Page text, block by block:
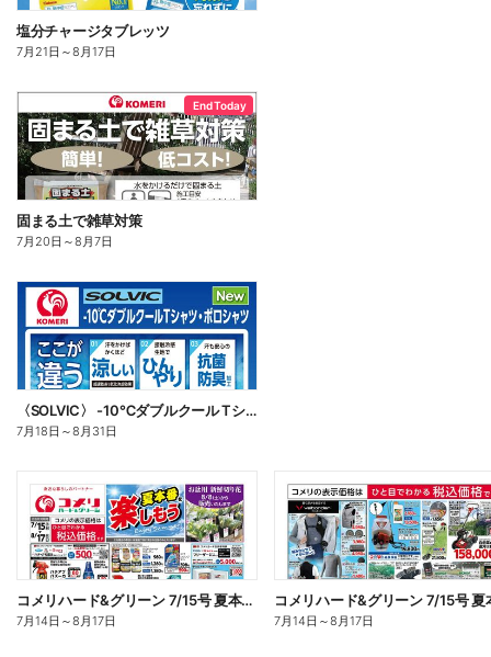
塩分チャージタブレッツ
7月21日 ～8月17日
End Today
固まる土で雑草対策
7月20日 ～8月7日
〈SOLVIC〉 -10℃ダブルクール Tシャツ・ポロシャツ
7月18日 ～8月31日
コメリハード&グリーン 7/15号 夏本番を楽しもう オモテ
7月14日 ～8月17日 7月14日 ～8月17日